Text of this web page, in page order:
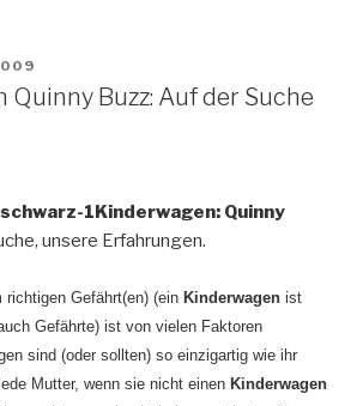
hipp
und
Quinny Buzz: Auf der Suche
Kinderwagen: Quinny
unsere Erfahrungen.
richtigen Gefährt(en) (ein Kinderwagen ist
Gefährte) ist von vielen Faktoren
sind (oder sollten) so einzigartig wie ihr
Mutter, wenn sie nicht einen Kinderwagen